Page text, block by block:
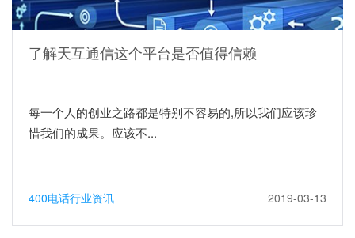
了解天互通信这个平台是否值得信赖
每一个人的创业之路都是特别不容易的,所以我们应该珍
惜我们的成果。应该不...
400电话行业资讯 2019-03-13